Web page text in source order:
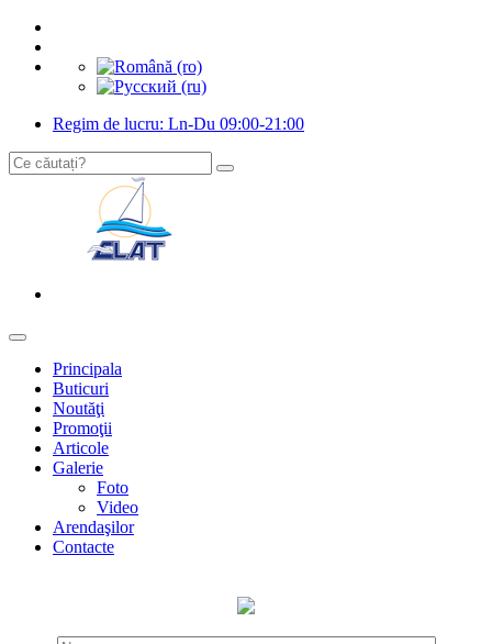
Regim de lucru: Ln-Du 09:00-21:00
Principala
Buticuri
Noutăţi
Promoţii
Articole
Galerie
Foto
Video
Arendaşilor
Contacte